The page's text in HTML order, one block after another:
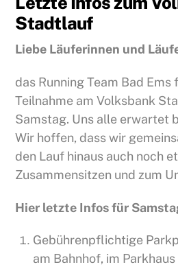
Stadtlauf
Liebe Läuferinnen und
das Running Team Bad
Teilnahme am Volksbank
Samstag. Uns alle erwartet
Wir hoffen, dass wir
den Lauf hinaus auch noch
Zusammensitzen und zum
Hier letzte Infos für
Gebührenpflichtige
am Bahnhof, im